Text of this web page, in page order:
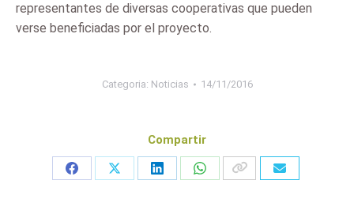
representantes de diversas cooperativas que pueden
verse beneficiadas por el proyecto.
Categoria: Noticias 14/11/2016
Compartir
Share
Share
Share
Share